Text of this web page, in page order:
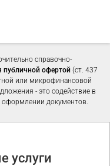
справочно-
публичной офертой (ст. 437
или микрофинансовой
- это содействие в
документов.
услуги